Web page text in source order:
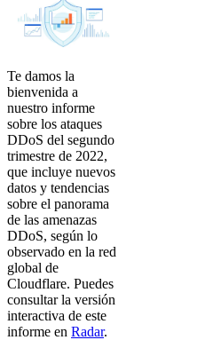
Te damos la
bienvenida a
nuestro informe
sobre los ataques
DDoS del segundo
trimestre de 2022,
que incluye nuevos
datos y tendencias
sobre el panorama
de las amenazas
DDoS, según lo
observado en la red
global de
Cloudflare. Puedes
consultar la versión
interactiva de este
informe en Radar.